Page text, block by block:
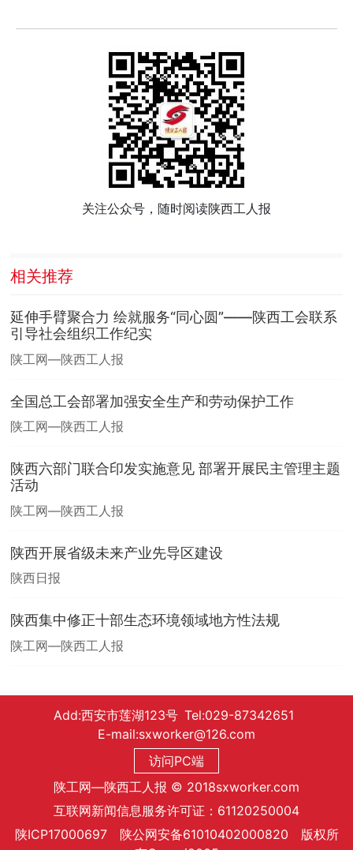
关注公众号，随时阅读陕西工人报
相关推荐
延伸手臂聚合力 绘就服务“同心圆”——陕西工会联系
引导社会组织工作纪实
陕工网—陕西工人报
全国总工会部署加强安全生产和劳动保护工作
陕工网—陕西工人报
陕西六部门联合印发实施意见 部署开展民主管理主题
活动
陕工网—陕西工人报
陕西开展省级未来产业先导区建设
陕西日报
陕西集中修正十部生态环境领域地方性法规
陕工网—陕西工人报
Add:西安市莲湖123号 Tel:029-87342651
E-mail:sxworker@126.com
访问PC端
陕工网—陕西工人报 © 2018sxworker.com
互联网新闻信息服务许可证：61120250004
陕ICP17000697 陕公网安备61010402000820 版权所